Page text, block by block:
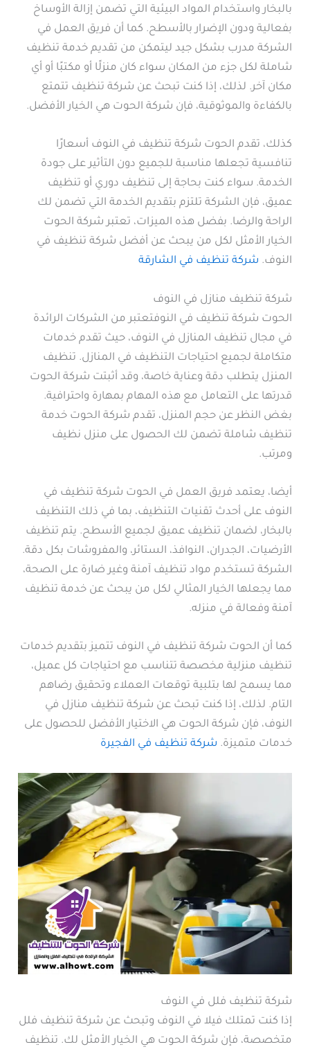
بالبخار واستخدام المواد البيئية التي تضمن إزالة الأوساخ
بفعالية ودون الإضرار بالأسطح. كما أن فريق العمل في
الشركة مدرب بشكل جيد ليتمكن من تقديم خدمة تنظيف
شاملة لكل جزء من المكان سواء كان منزلًا أو مكتبًا أو أي
مكان آخر. لذلك، إذا كنت تبحث عن شركة تنظيف تتمتع
بالكفاءة والموثوقية، فإن شركة الحوت هي الخيار الأفضل.
كذلك، تقدم الحوت شركة تنظيف في النوف أسعارًا
تنافسية تجعلها مناسبة للجميع دون التأثير على جودة
الخدمة. سواء كنت بحاجة إلى تنظيف دوري أو تنظيف
عميق، فإن الشركة تلتزم بتقديم الخدمة التي تضمن لك
الراحة والرضا. بفضل هذه الميزات، تعتبر شركة الحوت
الخيار الأمثل لكل من يبحث عن أفضل شركة تنظيف في
النوف. شركة تنظيف في الشارقة
شركة تنظيف منازل في النوف
الحوت شركة تنظيف في النوفتعتبر من الشركات الرائدة
في مجال تنظيف المنازل في النوف، حيث تقدم خدمات
متكاملة لجميع احتياجات التنظيف في المنازل. تنظيف
المنزل يتطلب دقة وعناية خاصة، وقد أثبتت شركة الحوت
قدرتها على التعامل مع هذه المهام بمهارة واحترافية.
بغض النظر عن حجم المنزل، تقدم شركة الحوت خدمة
تنظيف شاملة تضمن لك الحصول على منزل نظيف
ومرتب.
أيضا، يعتمد فريق العمل في الحوت شركة تنظيف في
النوف على أحدث تقنيات التنظيف، بما في ذلك التنظيف
بالبخار، لضمان تنظيف عميق لجميع الأسطح. يتم تنظيف
الأرضيات، الجدران، النوافذ، الستائر، والمفروشات بكل دقة.
الشركة تستخدم مواد تنظيف آمنة وغير ضارة على الصحة،
مما يجعلها الخيار المثالي لكل من يبحث عن خدمة تنظيف
آمنة وفعالة في منزله.
كما أن الحوت شركة تنظيف في النوف تتميز بتقديم خدمات
تنظيف منزلية مخصصة تتناسب مع احتياجات كل عميل،
مما يسمح لها بتلبية توقعات العملاء وتحقيق رضاهم
التام. لذلك، إذا كنت تبحث عن شركة تنظيف منازل في
النوف، فإن شركة الحوت هي الاختيار الأفضل للحصول على
خدمات متميزة. شركة تنظيف في الفجيرة
شركة تنظيف فلل في النوف
إذا كنت تمتلك فيلا في النوف وتبحث عن شركة تنظيف فلل
متخصصة، فإن شركة الحوت هي الخيار الأمثل لك. تنظيف